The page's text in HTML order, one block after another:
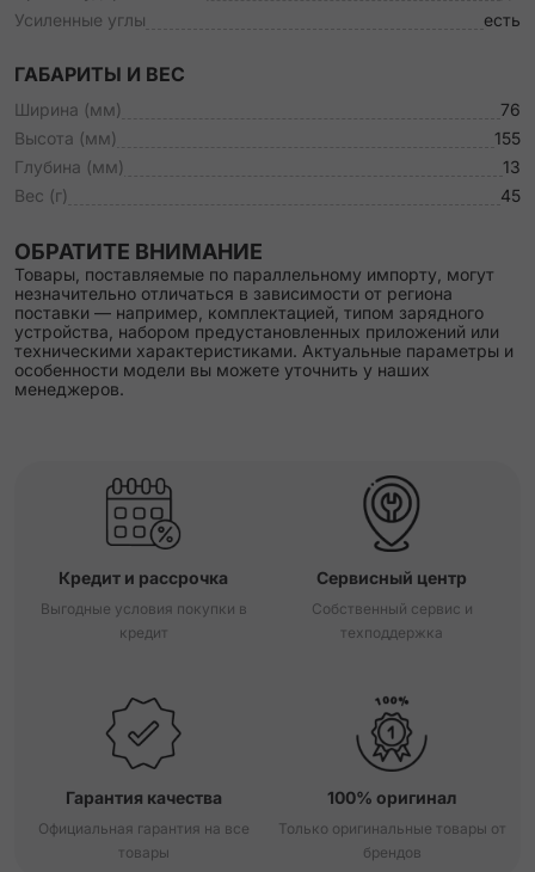
Усиленные углы
есть
ГАБАРИТЫ И ВЕС
Ширина (мм)
76
Высота (мм)
155
Глубина (мм)
13
Вес (г)
45
ОБРАТИТЕ ВНИМАНИЕ
Товары, поставляемые по параллельному импорту, могут
незначительно отличаться в зависимости от региона
поставки — например, комплектацией, типом зарядного
устройства, набором предустановленных приложений или
техническими характеристиками. Актуальные параметры и
особенности модели вы можете уточнить у наших
менеджеров.
Кредит и рассрочка
Выгодные условия покупки в
кредит
Сервисный центр
Собственный сервис и
техподдержка
Гарантия качества
Официальная гарантия на все
товары
100% оригинал
Только оригинальные товары от
брендов